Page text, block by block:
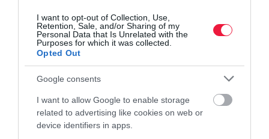
I want to opt-out of Collection, Use,
Retention, Sale, and/or Sharing of my
Personal Data that Is Unrelated with the
Purposes for which it was collected.
Opted Out
Google consents
I want to allow Google to enable storage
related to advertising like cookies on web or
device identifiers in apps.